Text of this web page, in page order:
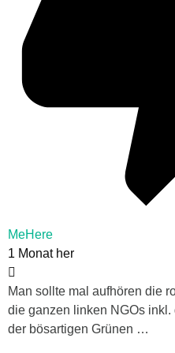
MeHere
1 Monat her
Man sollte mal aufhören die
die ganzen linken NGOs
der bösartigen Grünen …